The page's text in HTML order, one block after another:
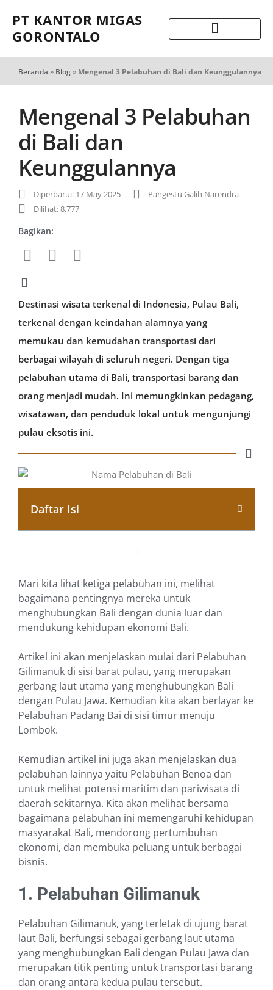
PT KANTOR MIGAS
GORONTALO
Beranda » Blog» Mengenal 3 Pelabuhan di Bali dan Keunggulannya
Mengenal 3 Pelabuhan
di Bali dan
Keunggulannya
Diperbarui: 17 May 2025
Pangestu Galih Narendra
Dilihat: 8,777
Bagikan:
Destinasi wisata terkenal di Indonesia, Pulau Bali,
terkenal dengan keindahan alamnya yang
memukau dan kemudahan transportasi dari
berbagai wilayah di seluruh negeri. Dengan tiga
pelabuhan utama di Bali, transportasi barang dan
orang menjadi mudah. Ini memungkinkan pedagang,
wisatawan, dan penduduk lokal untuk mengunjungi
pulau eksotis ini.
Daftar Isi
Mari kita lihat ketiga pelabuhan ini, melihat
bagaimana pentingnya mereka untuk
menghubungkan Bali dengan dunia luar dan
mendukung kehidupan ekonomi Bali.
Artikel ini akan menjelaskan mulai dari Pelabuhan
Gilimanuk di sisi barat pulau, yang merupakan
gerbang laut utama yang menghubungkan Bali
dengan Pulau Jawa. Kemudian kita akan berlayar ke
Pelabuhan Padang Bai di sisi timur menuju
Lombok.
Kemudian artikel ini juga akan menjelaskan dua
pelabuhan lainnya yaitu Pelabuhan Benoa dan
untuk melihat potensi maritim dan pariwisata di
daerah sekitarnya. Kita akan melihat bersama
bagaimana pelabuhan ini memengaruhi kehidupan
masyarakat Bali, mendorong pertumbuhan
ekonomi, dan membuka peluang untuk berbagai
bisnis.
1. Pelabuhan Gilimanuk
Pelabuhan Gilimanuk, yang terletak di ujung barat
laut Bali, berfungsi sebagai gerbang laut utama
yang menghubungkan Bali dengan Pulau Jawa dan
merupakan titik penting untuk transportasi barang
dan orang antara kedua pulau tersebut.